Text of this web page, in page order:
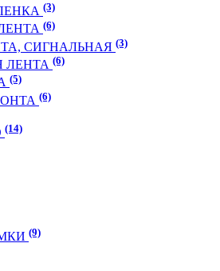
(3)
(6)
СИГНАЛЬНАЯ (3)
ЛЕНТА (6)
(5)
(6)
(14)
(9)